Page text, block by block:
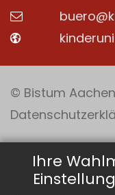
Ihre
© Bistum Aachen